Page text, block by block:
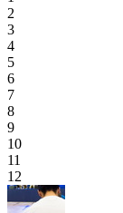
2
3
4
5
6
7
8
9
10
11
12